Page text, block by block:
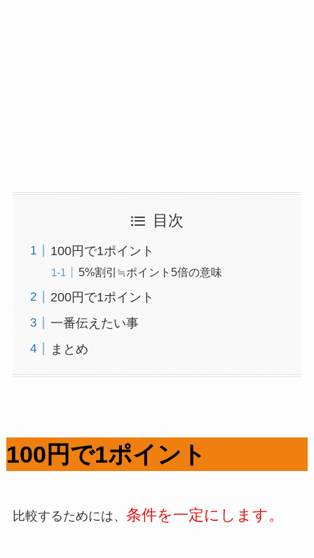
目次
100円で1ポイント
5%割引≒ポイント5倍の意味
200円で1ポイント
一番伝えたい事
まとめ
100円で1ポイント
比較するためには、 条件を一定にします。